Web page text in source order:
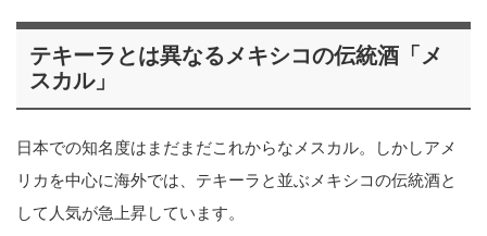
テキーラとは異なるメキシコの伝統酒「メ
スカル」
日本での知名度はまだまだこれからなメスカル。しかしアメ
リカを中心に海外では、テキーラと並ぶメキシコの伝統酒と
して人気が急上昇しています。